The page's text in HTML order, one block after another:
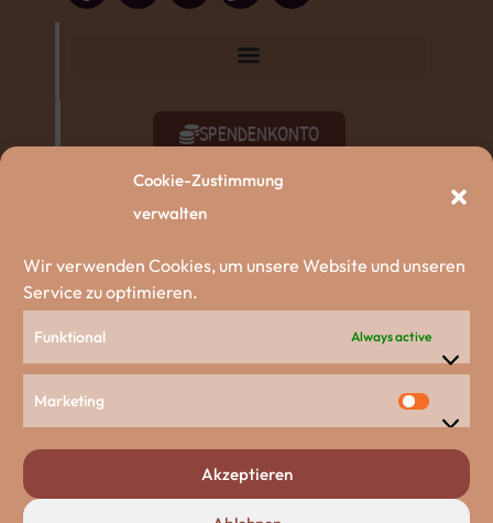
Cookie-Zustimmung
verwalten
Wir verwenden Cookies, um unsere Website und unseren
Service zu optimieren.
Funktional Always active
Marketing
Akzeptieren
SPENDENKONTO
SACHSPENDEN
ZU DEN HUNDEN
Unsere Partnerschaften